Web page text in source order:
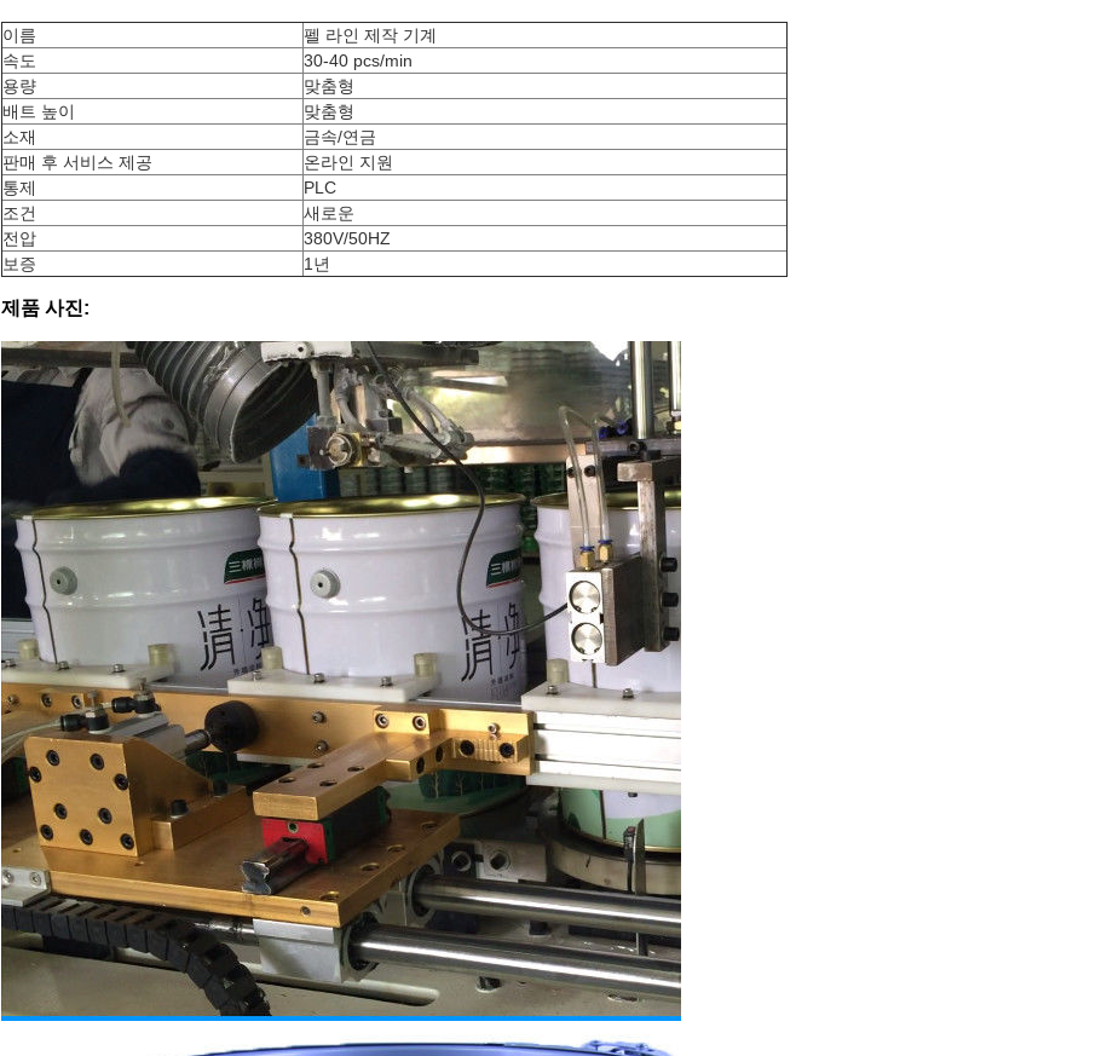
이름
펠 라인 제작 기계
속도
30-40 pcs/min
용량
맞춤형
배트 높이
맞춤형
소재
금속/연금
판매 후 서비스 제공
온라인 지원
통제
PLC
조건
새로운
전압
380V/50HZ
보증
1년
제품 사진: